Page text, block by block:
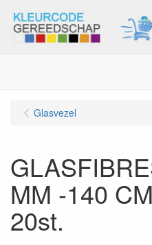
Glasvezel
MM -140
20st.